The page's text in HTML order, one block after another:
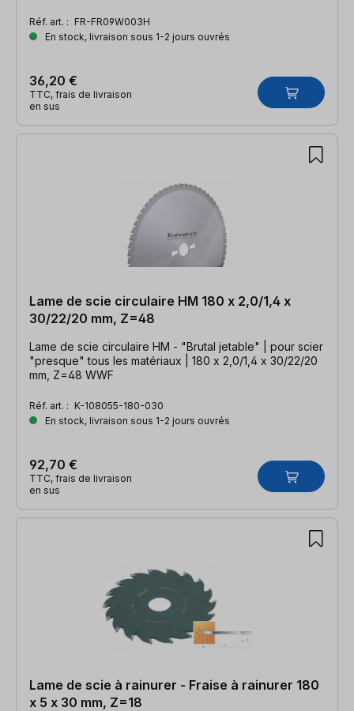
Réf. art. : FR-FR09W003H
En stock, livraison sous 1-2 jours ouvrés
36,20 €
TTC, frais de livraison
en sus
Lame de scie circulaire HM 180 x 2,0/1,4 x
30/22/20 mm, Z=48
Lame de scie circulaire HM - "Brutal jetable" | pour scier
"presque" tous les matériaux | 180 x 2,0/1,4 x 30/22/20
mm, Z=48 WWF
Réf. art. : K-108055-180-030
En stock, livraison sous 1-2 jours ouvrés
92,70 €
TTC, frais de livraison
en sus
Lame de scie à rainurer - Fraise à rainurer 180
x 5 x 30 mm, Z=18